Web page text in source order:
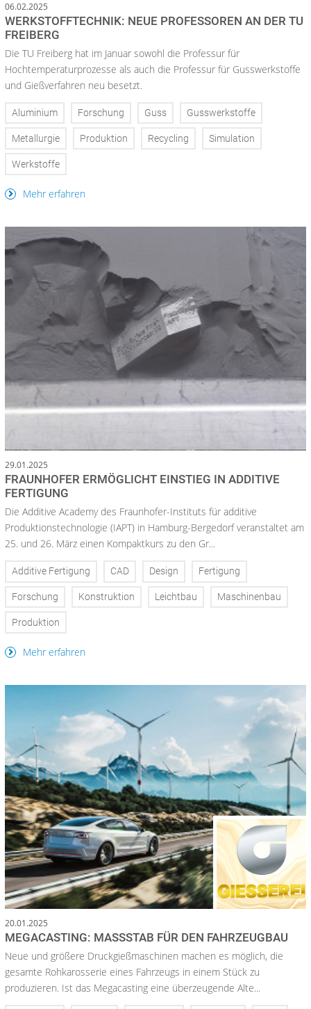
06.02.2025
WERKSTOFFTECHNIK: NEUE PROFESSOREN AN DER TU
FREIBERG
Die TU Freiberg hat im Januar sowohl die Professur für
Hochtemperaturprozesse als auch die Professur für Gusswerkstoffe
und Gießverfahren neu besetzt.
Aluminium Forschung Guss Gusswerkstoffe
Metallurgie Produktion Recycling Simulation
Werkstoffe
Mehr erfahren
29.01.2025
FRAUNHOFER ERMÖGLICHT EINSTIEG IN ADDITIVE
FERTIGUNG
Die Additive Academy des Fraunhofer-Instituts für additive
Produktionstechnologie (IAPT) in Hamburg-Bergedorf veranstaltet am
25. und 26. März einen Kompaktkurs zu den Gr...
Additive Fertigung CAD Design Fertigung
Forschung Konstruktion Leichtbau Maschinenbau
Produktion
Mehr erfahren
20.01.2025
MEGACASTING: MASSSTAB FÜR DEN FAHRZEUGBAU
Neue und größere Druckgießmaschinen machen es möglich, die
gesamte Rohkarosserie eines Fahrzeugs in einem Stück zu
produzieren. Ist das Megacasting eine überzeugende Alte...